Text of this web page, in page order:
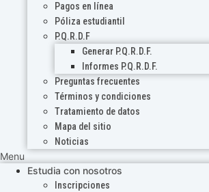
Pagos en línea
Póliza estudiantil
P.Q.R.D.F
Generar P.Q.R.D.F.
Informes P.Q.R.D.F.
Preguntas frecuentes
Términos y condiciones
Tratamiento de datos
Mapa del sitio
Noticias
Menu
Estudia con nosotros
Inscripciones